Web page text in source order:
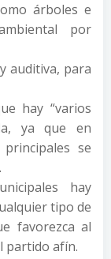
árboles e
por
auditiva, para
hay “varios
ya que en
se
hay
tipo de
favorezca al
partido afín.